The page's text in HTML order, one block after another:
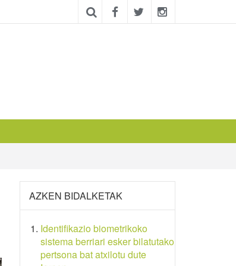
AZKEN BIDALKETAK
Identifikazio biometrikoko
sistema berriari esker bilatutako
pertsona bat atxilotu dute